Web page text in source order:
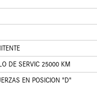
DE SERVIC 25000 KM
EN POSICION "D"